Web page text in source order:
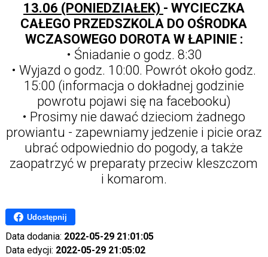
13.06 (PONIEDZIAŁEK) - WYCIECZKA
CAŁEGO PRZEDSZKOLA DO OŚRODKA
WCZASOWEGO DOROTA W ŁAPINIE :
• Śniadanie o godz. 8:30
• Wyjazd o godz. 10:00. Powrót około godz.
15:00 (informacja o dokładnej godzinie
powrotu pojawi się na facebooku)
• Prosimy nie dawać dzieciom żadnego
prowiantu - zapewniamy jedzenie i picie oraz
ubrać odpowiednio do pogody, a także
zaopatrzyć w preparaty przeciw kleszczom
i komarom.
Udostępnij
Data dodania: 2022-05-29 21:01:05
Data edycji: 2022-05-29 21:05:02